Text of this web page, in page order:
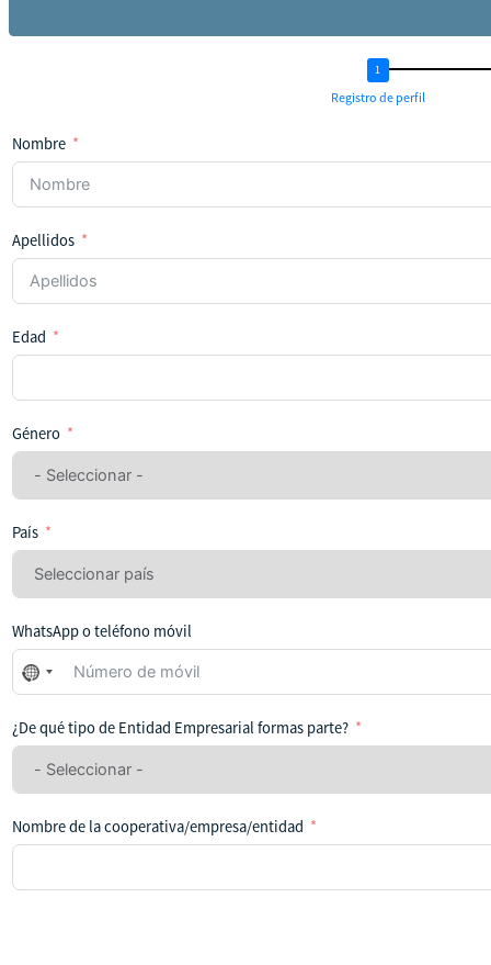
Registro de perfil
Nombre
Apellidos
Edad
Género
País
WhatsApp o teléfono móvil
No
se
seleccionado
ningún
¿De qué tipo de Entidad Empresarial formas parte?
Nombre de la cooperativa/empresa/entidad